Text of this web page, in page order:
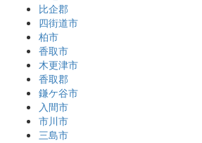
比企郡
四街道市
柏市
香取市
木更津市
香取郡
鎌ケ谷市
入間市
市川市
三島市